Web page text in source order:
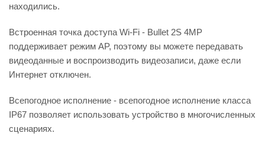
находились.
Встроенная точка доступа Wi-Fi - Bullet 2S 4MP
поддерживает режим AP, поэтому вы можете передавать
видеоданные и воспроизводить видеозаписи, даже если
Интернет отключен.
Всепогодное исполнение - всепогодное исполнение класса
IP67 позволяет использовать устройство в многочисленных
сценариях.